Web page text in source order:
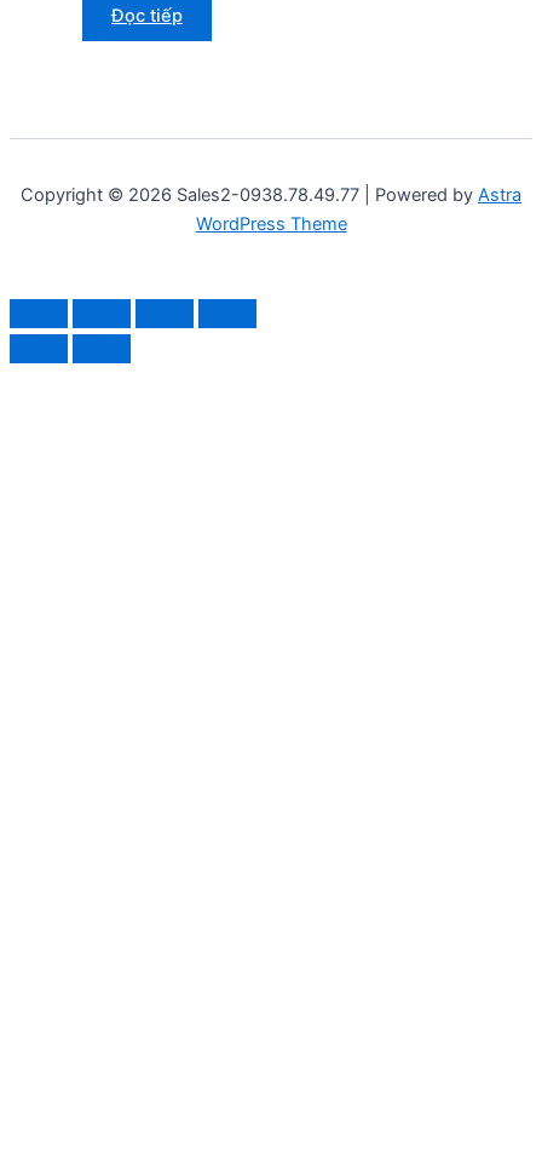
Đọc tiếp
Copyright © 2026 Sales2-0938.78.49.77 | Powered by Astra
WordPress Theme